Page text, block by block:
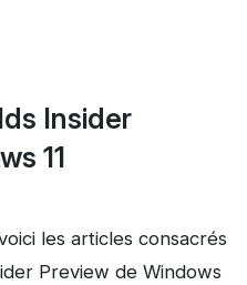
Insider
11
les articles consacrés
Preview de Windows